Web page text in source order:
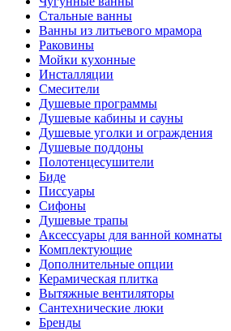
Стальные ванны
Ванны из литьевого мрамора
Раковины
Мойки кухонные
Инсталляции
Смесители
Душевые программы
Душевые кабины и сауны
Душевые уголки и ограждения
Душевые поддоны
Полотенцесушители
Биде
Писсуары
Сифоны
Душевые трапы
Аксессуары для ванной комнаты
Комплектующие
Дополнительные опции
Керамическая плитка
Вытяжные вентиляторы
Сантехнические люки
Бренды